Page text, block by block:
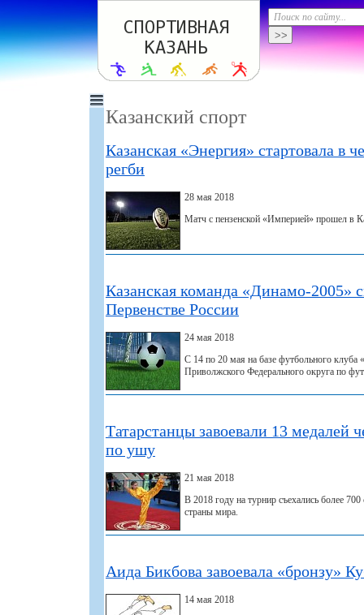
Казанский спорт
Казанская «Энергия» стартовала в
регби
28 мая 2018
Матч с пензенской «Империей» прошел в
Казанская команда «Динамо-2005»
Первенстве России
24 мая 2018
С 14 по 20 мая на базе футбольного
Приволжского Федерального округа по
Татарстанцы завоевали 13 медалей
по ушу
21 мая 2018
В 2018 году на турнир съехались более
страны мира.
Аида Бикбова завоевала «бронзу»
14 мая 2018